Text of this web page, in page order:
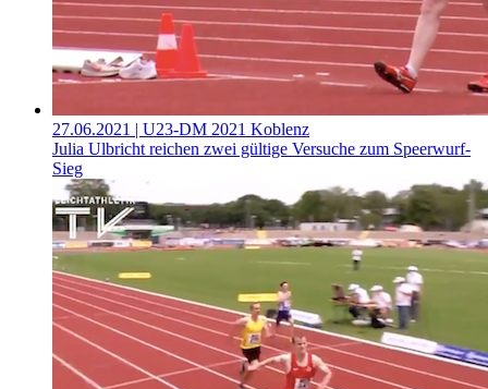
27.06.2021 | U23-DM 2021 Koblenz
Julia Ulbricht reichen zwei gültige Versuche zum Speerwurf-
Sieg